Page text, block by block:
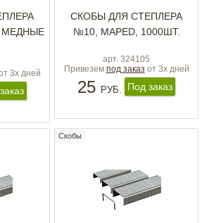
МЕДНЫЕ
3х дней
СКОБЫ ДЛЯ СТЕПЛЕРА
№10, MAPED, 1000ШТ.
арт. 324105
Привезем под заказ от 3х дней
25 РУБ. Под заказ
Скобы